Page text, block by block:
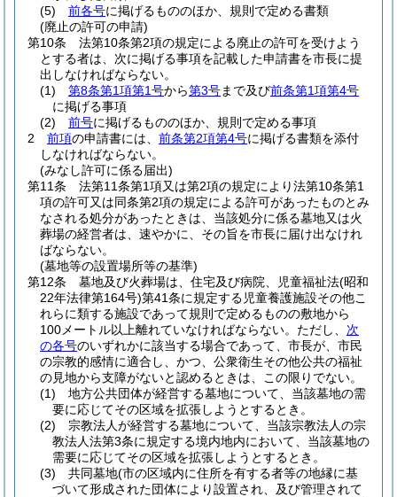
(5)
前各号に掲げるもののほか、規則で定める書類
(廃止の許可の申請)
第10条
法第10条第2項の規定による廃止の許可を受けよう
とする者は、次に掲げる事項を記載した申請書を市長に提
出しなければならない。
(1)
第8条第1項第1号から第3号まで及び前条第1項第4号
に掲げる事項
(2)
前号に掲げるもののほか、規則で定める事項
2
前項の申請書には、 前条第2項第4号に掲げる書類を添付
しなければならない。
(みなし許可に係る届出)
第11条
法第11条第1項又は第2項の規定により法第10条第1
項の許可又は同条第2項の規定による許可があったものとみ
なされる処分があったときは、当該処分に係る墓地又は火
葬場の経営者は、速やかに、その旨を市長に届け出なけれ
ばならない。
(墓地等の設置場所等の基準)
第12条
墓地及び火葬場は、住宅及び病院、児童福祉法(昭和
22年法律第164号)第41条に規定する児童養護施設その他こ
れらに類する施設であって規則で定めるものの敷地から
100メートル以上離れていなければならない。 ただし、 次
の各号のいずれかに該当する場合であって、市長が、市民
の宗教的感情に適合し、かつ、公衆衛生その他公共の福祉
の見地から支障がないと認めるときは、この限りでない。
(1)
地方公共団体が経営する墓地について、当該墓地の需
要に応じてその区域を拡張しようとするとき。
(2)
宗教法人が経営する墓地について、当該宗教法人の宗
教法人法第3条に規定する境内地内において、当該墓地の
需要に応じてその区域を拡張しようとするとき。
(3)
共同墓地(市の区域内に住所を有する者等の地縁に基
づいて形成された団体により設置され、及び管理されて